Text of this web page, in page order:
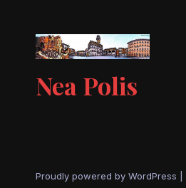
Nea Polis
Proudly powered by WordPress